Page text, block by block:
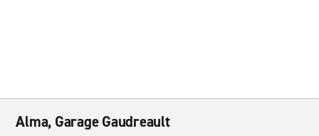
Alma, Garage Gaudreault